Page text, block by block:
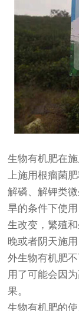
生物有机肥在
上施用根瘤菌
解磷、解钾类
旱的条件下使
生改变，繁殖
晚或者阴天施
外生物有机肥
用了可能会因
果。
生物有机肥的